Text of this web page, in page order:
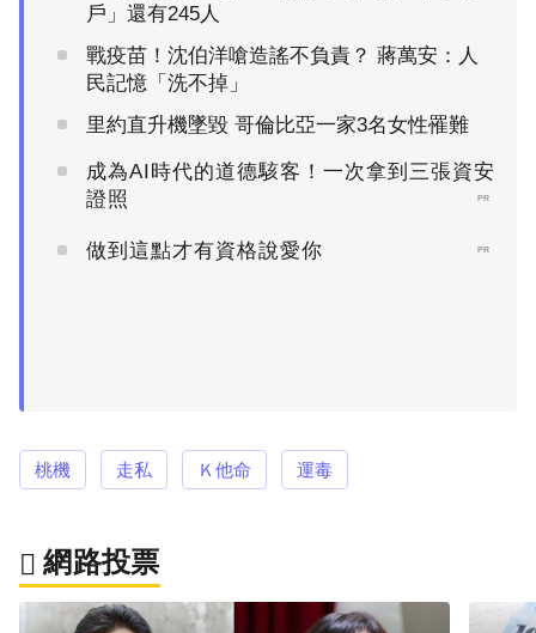
戶」還有245人
戰疫苗！沈伯洋嗆造謠不負責？ 蔣萬安：人
民記憶「洗不掉」
里約直升機墜毀 哥倫比亞一家3名女性罹難
成為AI時代的道德駭客！一次拿到三張資安
證照
PR
做到這點才有資格說愛你 PR
桃機 走私 Ｋ他命 運毒
網路投票